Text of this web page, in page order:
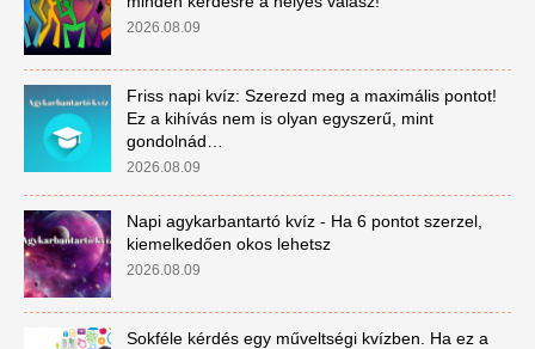
2026.08.09
Friss napi kvíz: Szerezd meg a maximális pontot!
Ez a kihívás nem is olyan egyszerű, mint
gondolnád…
2026.08.09
Napi agykarbantartó kvíz - Ha 6 pontot szerzel,
kiemelkedően okos lehetsz
2026.08.09
Sokféle kérdés egy műveltségi kvízben. Ha ez a